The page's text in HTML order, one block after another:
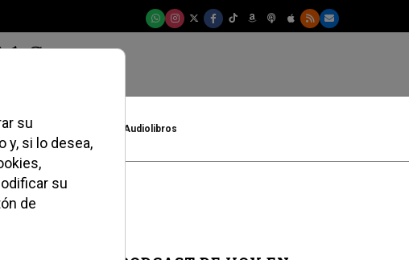
Podcast Audiolibros